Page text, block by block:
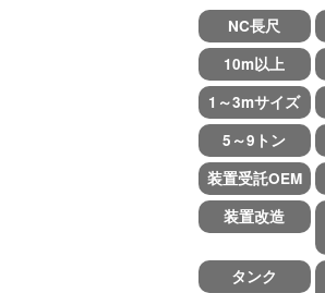
NC長尺
10m以上
1～3mサイズ
5～9トン
装置受託OEM
装置改造
タンク